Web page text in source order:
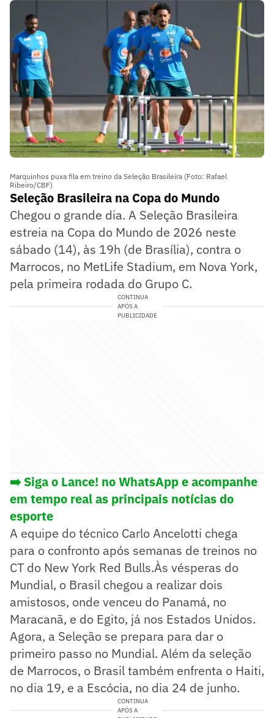
Marquinhos puxa fila em treino da Seleção Brasileira (Foto: Rafael
Ribeiro/CBF)
Seleção Brasileira na Copa do Mundo
Chegou o grande dia. A Seleção Brasileira
estreia na Copa do Mundo de 2026 neste
sábado (14), às 19h (de Brasília), contra o
Marrocos, no MetLife Stadium, em Nova York,
pela primeira rodada do Grupo C.
CONTINUA
APÓS A
PUBLICIDADE
➡️ Siga o Lance! no WhatsApp e acompanhe
em tempo real as principais notícias do
esporte
A equipe do técnico Carlo Ancelotti chega
para o confronto após semanas de treinos no
CT do New York Red Bulls.Às vésperas do
Mundial, o Brasil chegou a realizar dois
amistosos, onde venceu do Panamá, no
Maracanã, e do Egito, já nos Estados Unidos.
Agora, a Seleção se prepara para dar o
primeiro passo no Mundial. Além da seleção
de Marrocos, o Brasil também enfrenta o Haiti,
no dia 19, e a Escócia, no dia 24 de junho.
CONTINUA
APÓS A